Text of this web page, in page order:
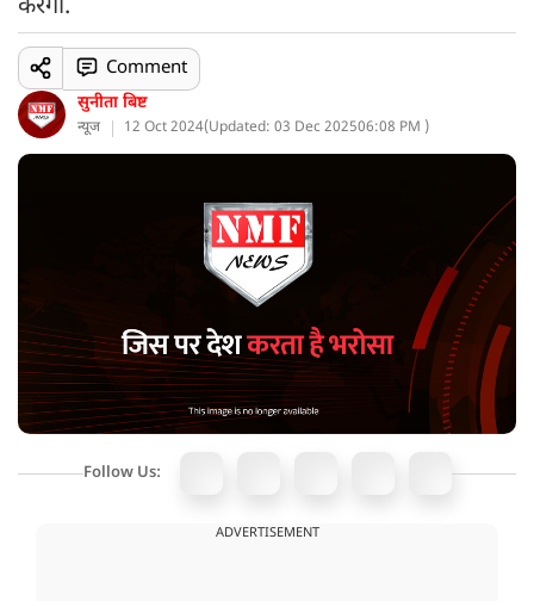
करेंगी.
सुनीता बिष्ट
न्यूज 12 Oct 2024(Updated: 03 Dec 202506:08 PM )
Comment
Follow Us:
ADVERTISEMENT